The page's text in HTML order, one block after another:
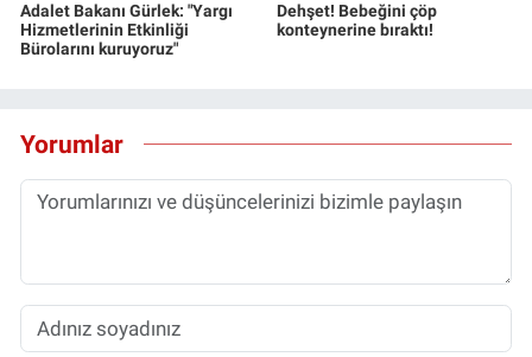
Adalet Bakanı Gürlek: "Yargı
Hizmetlerinin Etkinliği
Bürolarını kuruyoruz"
Dehşet! Bebeğini çöp
konteynerine bıraktı!
Yorumlar